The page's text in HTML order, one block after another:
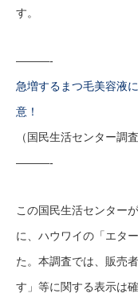
す。
———-
急増するまつ毛美容液
意！
（国民生活センター調
———-
この国民生活センター
に、ハウワイの「エタ
た。本調査では、販売
す」等に関する表示は